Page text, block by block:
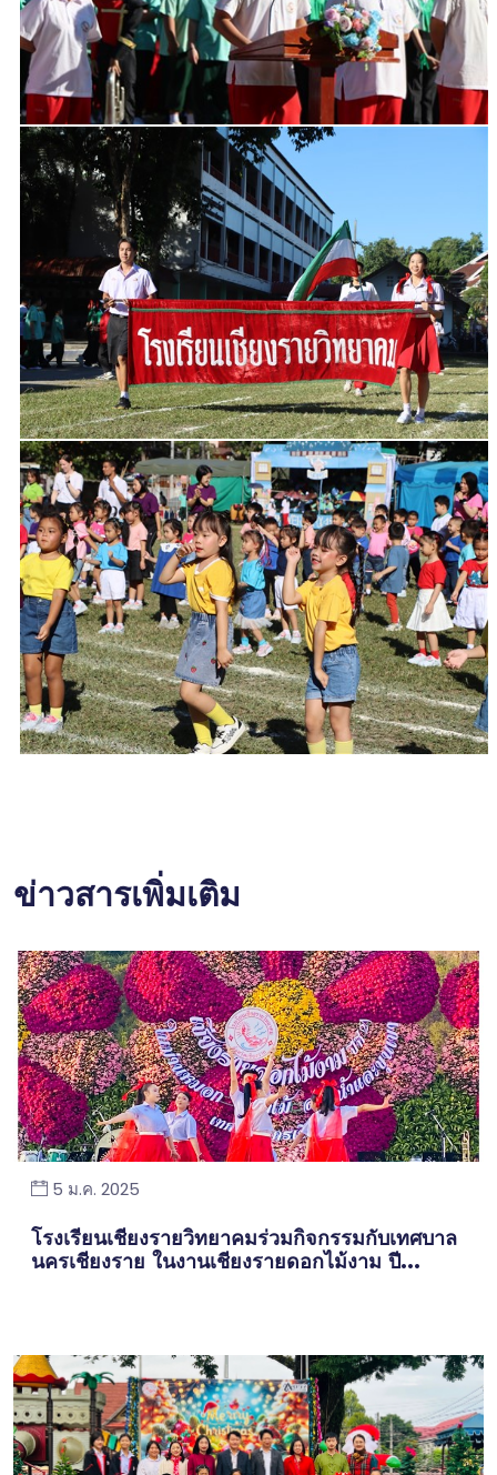
ข่าวสารเพิ่มเติม
5 ม.ค. 2025
โรงเรียนเชียงรายวิทยาคมร่วมกิจกรรมกับเทศบาล
นครเชียงราย ในงานเชียงรายดอกไม้งาม ปี...